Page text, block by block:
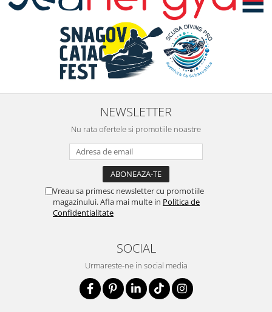
NEWSLETTER
Nu rata ofertele si promotiile noastre
Vreau sa primesc newsletter cu promotiile
magazinului. Afla mai multe in Politica de
Confidentialitate
SOCIAL
Urmareste-ne in social media